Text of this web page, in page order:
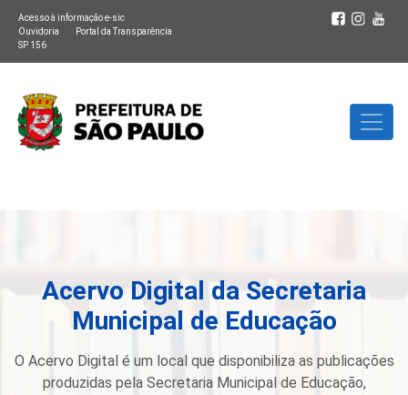
Acesso à informação e-sic
Ouvidoria
Portal da Transparência
SP 156
Acervo Digital da Secretaria
Municipal de Educação
O Acervo Digital é um local que disponibiliza as publicações
produzidas pela Secretaria Municipal de Educação,